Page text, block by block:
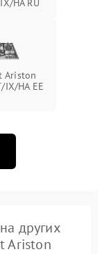
HA RU
Ariston
IX/HA EE
других
Ariston